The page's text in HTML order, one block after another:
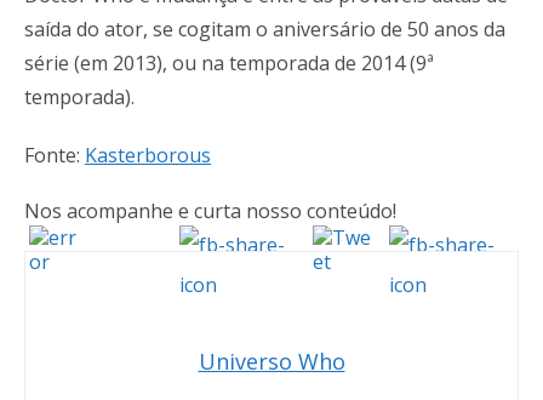
saída do ator, se cogitam o aniversário de 50 anos da
série (em 2013), ou na temporada de 2014 (9ª
temporada).
Fonte: Kasterborous
Nos acompanhe e curta nosso conteúdo!
Universo Who